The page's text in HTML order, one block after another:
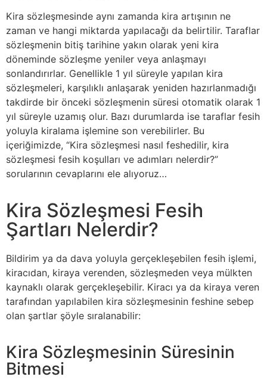
Kira sözleşmesinde aynı zamanda kira artışının ne
zaman ve hangi miktarda yapılacağı da belirtilir. Taraflar
sözleşmenin bitiş tarihine yakın olarak yeni kira
döneminde sözleşme yeniler veya anlaşmayı
sonlandırırlar. Genellikle 1 yıl süreyle yapılan kira
sözleşmeleri, karşılıklı anlaşarak yeniden hazırlanmadığı
takdirde bir önceki sözleşmenin süresi otomatik olarak 1
yıl süreyle uzamış olur. Bazı durumlarda ise taraflar fesih
yoluyla kiralama işlemine son verebilirler. Bu
içeriğimizde, “Kira sözleşmesi nasıl feshedilir, kira
sözleşmesi fesih koşulları ve adımları nelerdir?”
sorularının cevaplarını ele alıyoruz…
Kira Sözleşmesi Fesih
Şartları Nelerdir?
Bildirim ya da dava yoluyla gerçekleşebilen fesih işlemi,
kiracıdan, kiraya verenden, sözleşmeden veya mülkten
kaynaklı olarak gerçekleşebilir. Kiracı ya da kiraya veren
tarafından yapılabilen kira sözleşmesinin feshine sebep
olan şartlar şöyle sıralanabilir:
Kira Sözleşmesinin Süresinin
Bitmesi